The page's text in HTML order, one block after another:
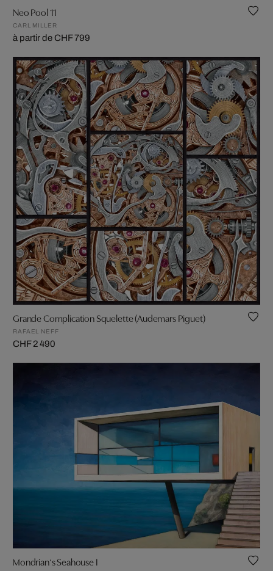
Neo Pool 11
CARL MILLER
à partir de CHF 799
Grande Complication Squelette (Audemars Piguet)
RAFAEL NEFF
CHF 2 490
Mondrian‘s Seahouse I